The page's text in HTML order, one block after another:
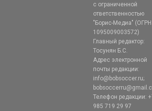
с ограниченной
ответственностью
"Борис-Медиа" (ОГРН
1095009003572)
Главный редактор:
Тосунян Б.С.
Адрес электронной
почты редакции:
info@bobsoccer.ru;
Телефон редакции:
985 719 29 97